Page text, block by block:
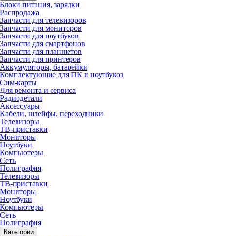
Блоки питания, зарядки
Распродажа
Запчасти для телевизоров
Запчасти для мониторов
Запчасти для ноутбуков
Запчасти для смартфонов
Запчасти для планшетов
Запчасти для принтеров
Аккумуляторы, батарейки
Комплектующие для ПК и ноутбуков
Сим-карты
Для ремонта и сервиса
Радиодетали
Аксессуары
Кабели, шлейфы, переходники
Телевизоры
ТВ-приставки
Мониторы
Ноутбуки
Компьютеры
Сеть
Полиграфия
Телевизоры
ТВ-приставки
Мониторы
Ноутбуки
Компьютеры
Сеть
Полиграфия
Категории